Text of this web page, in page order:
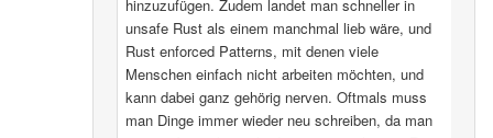
hinzuzufügen. Zudem landet man schneller in
unsafe Rust als einem manchmal lieb wäre, und
Rust enforced Patterns, mit denen viele
Menschen einfach nicht arbeiten möchten, und
kann dabei ganz gehörig nerven. Oftmals muss
man Dinge immer wieder neu schreiben, da man